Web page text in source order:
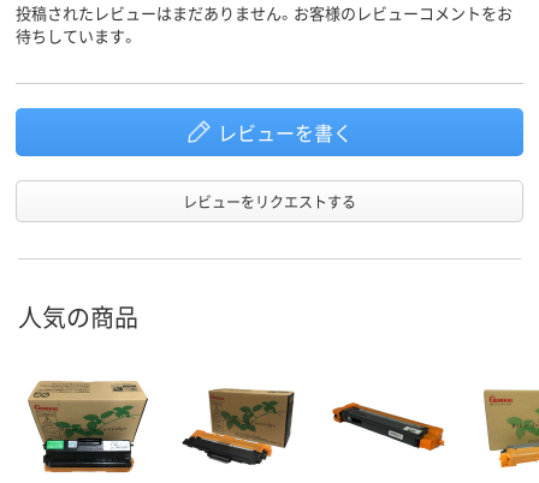
投稿されたレビューはまだありません。お客様のレビューコメントをお
待ちしています。
レビューを書く
レビューをリクエストする
人気の商品